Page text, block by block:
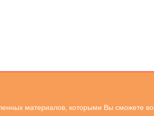
материалов, которыми Вы сможете